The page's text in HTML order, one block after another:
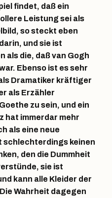
findet, daß ein
Leistung sei als
so steckt eben
und sie ist
als die, daß van Gogh
Ebenso ist es sehr
Dramatiker kräftiger
als Erzähler
zu sein, und ein
hat immerdar mehr
als eine neue
schlechterdings keinen
den die Dummheit
sie ist
kann alle Kleider der
Wahrheit dagegen